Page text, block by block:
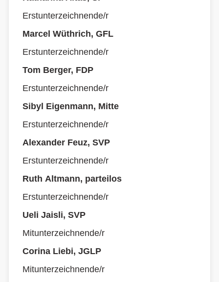
Erstunterzeichnende/r
Marcel Wüthrich, GFL
Erstunterzeichnende/r
Tom Berger, FDP
Erstunterzeichnende/r
Sibyl Eigenmann, Mitte
Erstunterzeichnende/r
Alexander Feuz, SVP
Erstunterzeichnende/r
Ruth Altmann, parteilos
Erstunterzeichnende/r
Ueli Jaisli, SVP
Mitunterzeichnende/r
Corina Liebi, JGLP
Mitunterzeichnende/r